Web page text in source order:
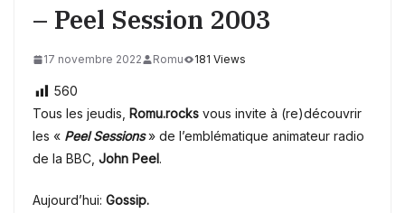
– Peel Session 2003
17 novembre 2022 Romu 181 Views
560
Tous les jeudis, Romu.rocks vous invite à (re)découvrir
les « Peel Sessions» de l’emblématique animateur radio
de la BBC, John Peel.
Aujourd’hui: Gossip.